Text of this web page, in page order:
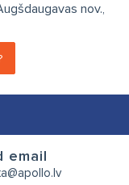
nov.,
email